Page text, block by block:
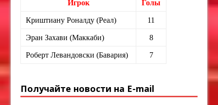
Игрок Голы
Криштиану Роналду (Реал) 11
Эран Захави (Маккаби) 8
Роберт Левандовски (Бавария) 7
Получайте новости на E-mail